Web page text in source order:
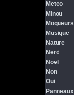
Meteo
Minou
Moqueurs
Musique
Nature
Nerd
Noel
Non
Oui
Panneaux